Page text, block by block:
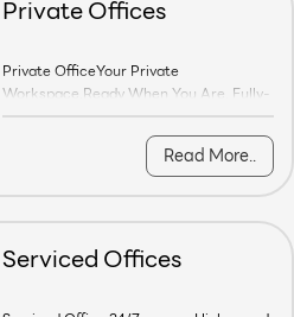
Private Offices
Private OfficeYour Private
Workspace.Ready When You Are. Fully-
furnished private offices for teams of all
sizes. Move in today and work in a
professional environment in the heart of
Sathorn-Silom, near BTS Saint Louis.
People Office Perfect for founder and
Solo Professional 4-6 People Office Idea
for small team and…
Read More..
Serviced Offices